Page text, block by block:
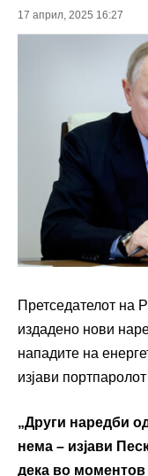
17 април, 2025 16:27
Претседателот на
издадено нови
нападите на
изјави
„Други наредби
нема – изјави
дека во моментов